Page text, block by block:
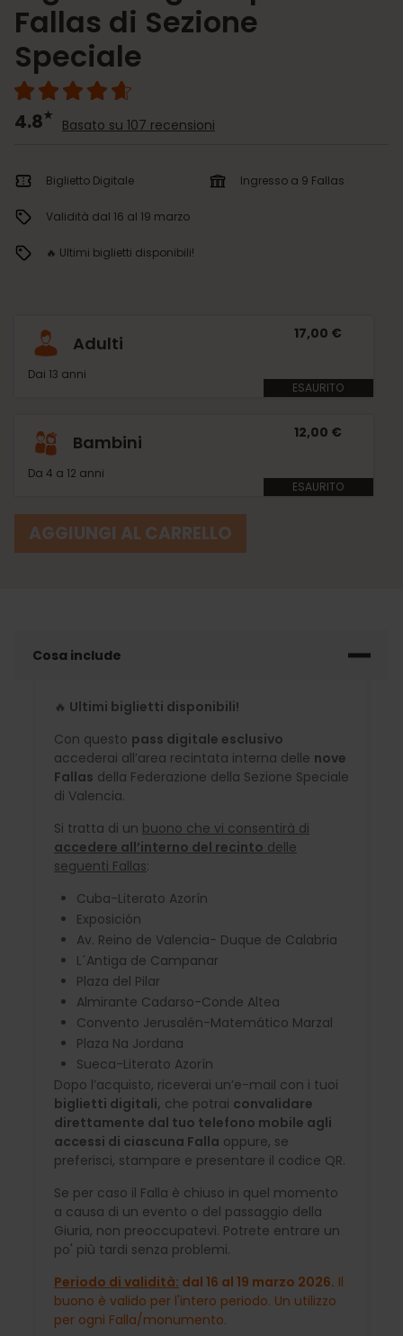
Fallas di Sezione
Speciale
4.8 Basato su 107 recensioni
Biglietto Digitale Ingresso a 9 Fallas
Validità dal 16 al 19 marzo
🔥 Ultimi biglietti disponibili!
Adulti
Dai 13 anni
17,00 €
ESAURITO
Bambini
Da 4 a 12 anni
12,00 €
ESAURITO
AGGIUNGI AL CARRELLO
Cosa include
🔥 Ultimi biglietti disponibili!
Con questo pass digitale esclusivo
accederai all’area recintata interna delle nove
Fallas della Federazione della Sezione Speciale
di Valencia.
Si tratta di un buono che vi consentirà di
accedere all’interno del recinto delle
seguenti Fallas:
Cuba-Literato Azorín
Exposición
Av. Reino de Valencia- Duque de Calabria
L´Antiga de Campanar
Plaza del Pilar
Almirante Cadarso-Conde Altea
Convento Jerusalén-Matemático Marzal
Plaza Na Jordana
Sueca-Literato Azorín
Dopo l’acquisto, riceverai un’e-mail con i tuoi
biglietti digitali, che potrai convalidare
direttamente dal tuo telefono mobile agli
accessi di ciascuna Falla oppure, se
preferisci, stampare e presentare il codice QR.
Se per caso il Falla è chiuso in quel momento
a causa di un evento o del passaggio della
Giuria, non preoccupatevi. Potrete entrare un
po' più tardi senza problemi.
Periodo di validità: dal 16 al 19 marzo 2026. Il
buono è valido per l'intero periodo. Un utilizzo
per ogni Falla/monumento.